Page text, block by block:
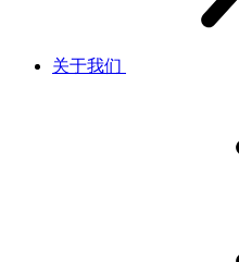
关于我们